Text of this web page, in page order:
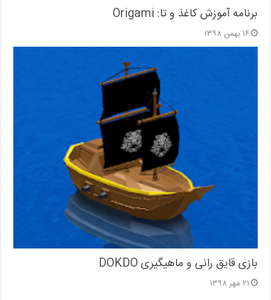
برنامه آموزش کاغذ و تا: Origami
۱۴ بهمن ۱۳۹۸
بازی قایق رانی و ماهیگیری DOKDO
۲۱ مهر ۱۳۹۸